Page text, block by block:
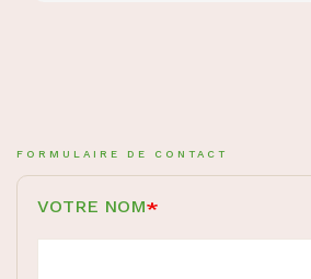
FORMULAIRE DE CONTACT
VOTRE NOM